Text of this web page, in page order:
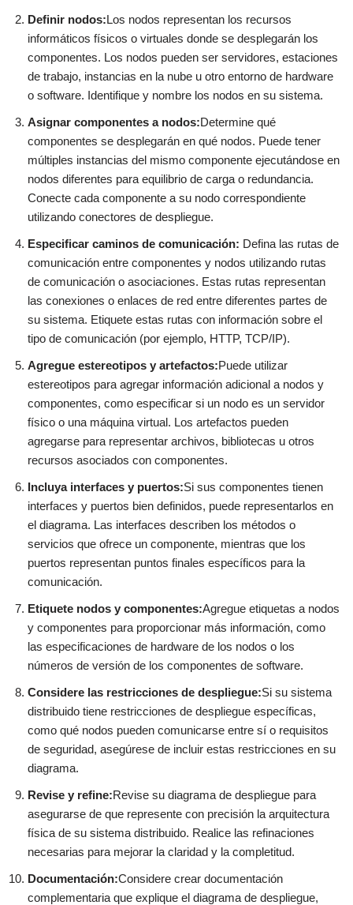
Definir nodos:Los nodos representan los recursos
informáticos físicos o virtuales donde se desplegarán los
componentes. Los nodos pueden ser servidores, estaciones
de trabajo, instancias en la nube u otro entorno de hardware
o software. Identifique y nombre los nodos en su sistema.
Asignar componentes a nodos:Determine qué
componentes se desplegarán en qué nodos. Puede tener
múltiples instancias del mismo componente ejecutándose en
nodos diferentes para equilibrio de carga o redundancia.
Conecte cada componente a su nodo correspondiente
utilizando conectores de despliegue.
Especificar caminos de comunicación: Defina las rutas de
comunicación entre componentes y nodos utilizando rutas
de comunicación o asociaciones. Estas rutas representan
las conexiones o enlaces de red entre diferentes partes de
su sistema. Etiquete estas rutas con información sobre el
tipo de comunicación (por ejemplo, HTTP, TCP/IP).
Agregue estereotipos y artefactos:Puede utilizar
estereotipos para agregar información adicional a nodos y
componentes, como especificar si un nodo es un servidor
físico o una máquina virtual. Los artefactos pueden
agregarse para representar archivos, bibliotecas u otros
recursos asociados con componentes.
Incluya interfaces y puertos:Si sus componentes tienen
interfaces y puertos bien definidos, puede representarlos en
el diagrama. Las interfaces describen los métodos o
servicios que ofrece un componente, mientras que los
puertos representan puntos finales específicos para la
comunicación.
Etiquete nodos y componentes:Agregue etiquetas a nodos
y componentes para proporcionar más información, como
las especificaciones de hardware de los nodos o los
números de versión de los componentes de software.
Considere las restricciones de despliegue:Si su sistema
distribuido tiene restricciones de despliegue específicas,
como qué nodos pueden comunicarse entre sí o requisitos
de seguridad, asegúrese de incluir estas restricciones en su
diagrama.
Revise y refine:Revise su diagrama de despliegue para
asegurarse de que represente con precisión la arquitectura
física de su sistema distribuido. Realice las refinaciones
necesarias para mejorar la claridad y la completitud.
Documentación:Considere crear documentación
complementaria que explique el diagrama de despliegue,